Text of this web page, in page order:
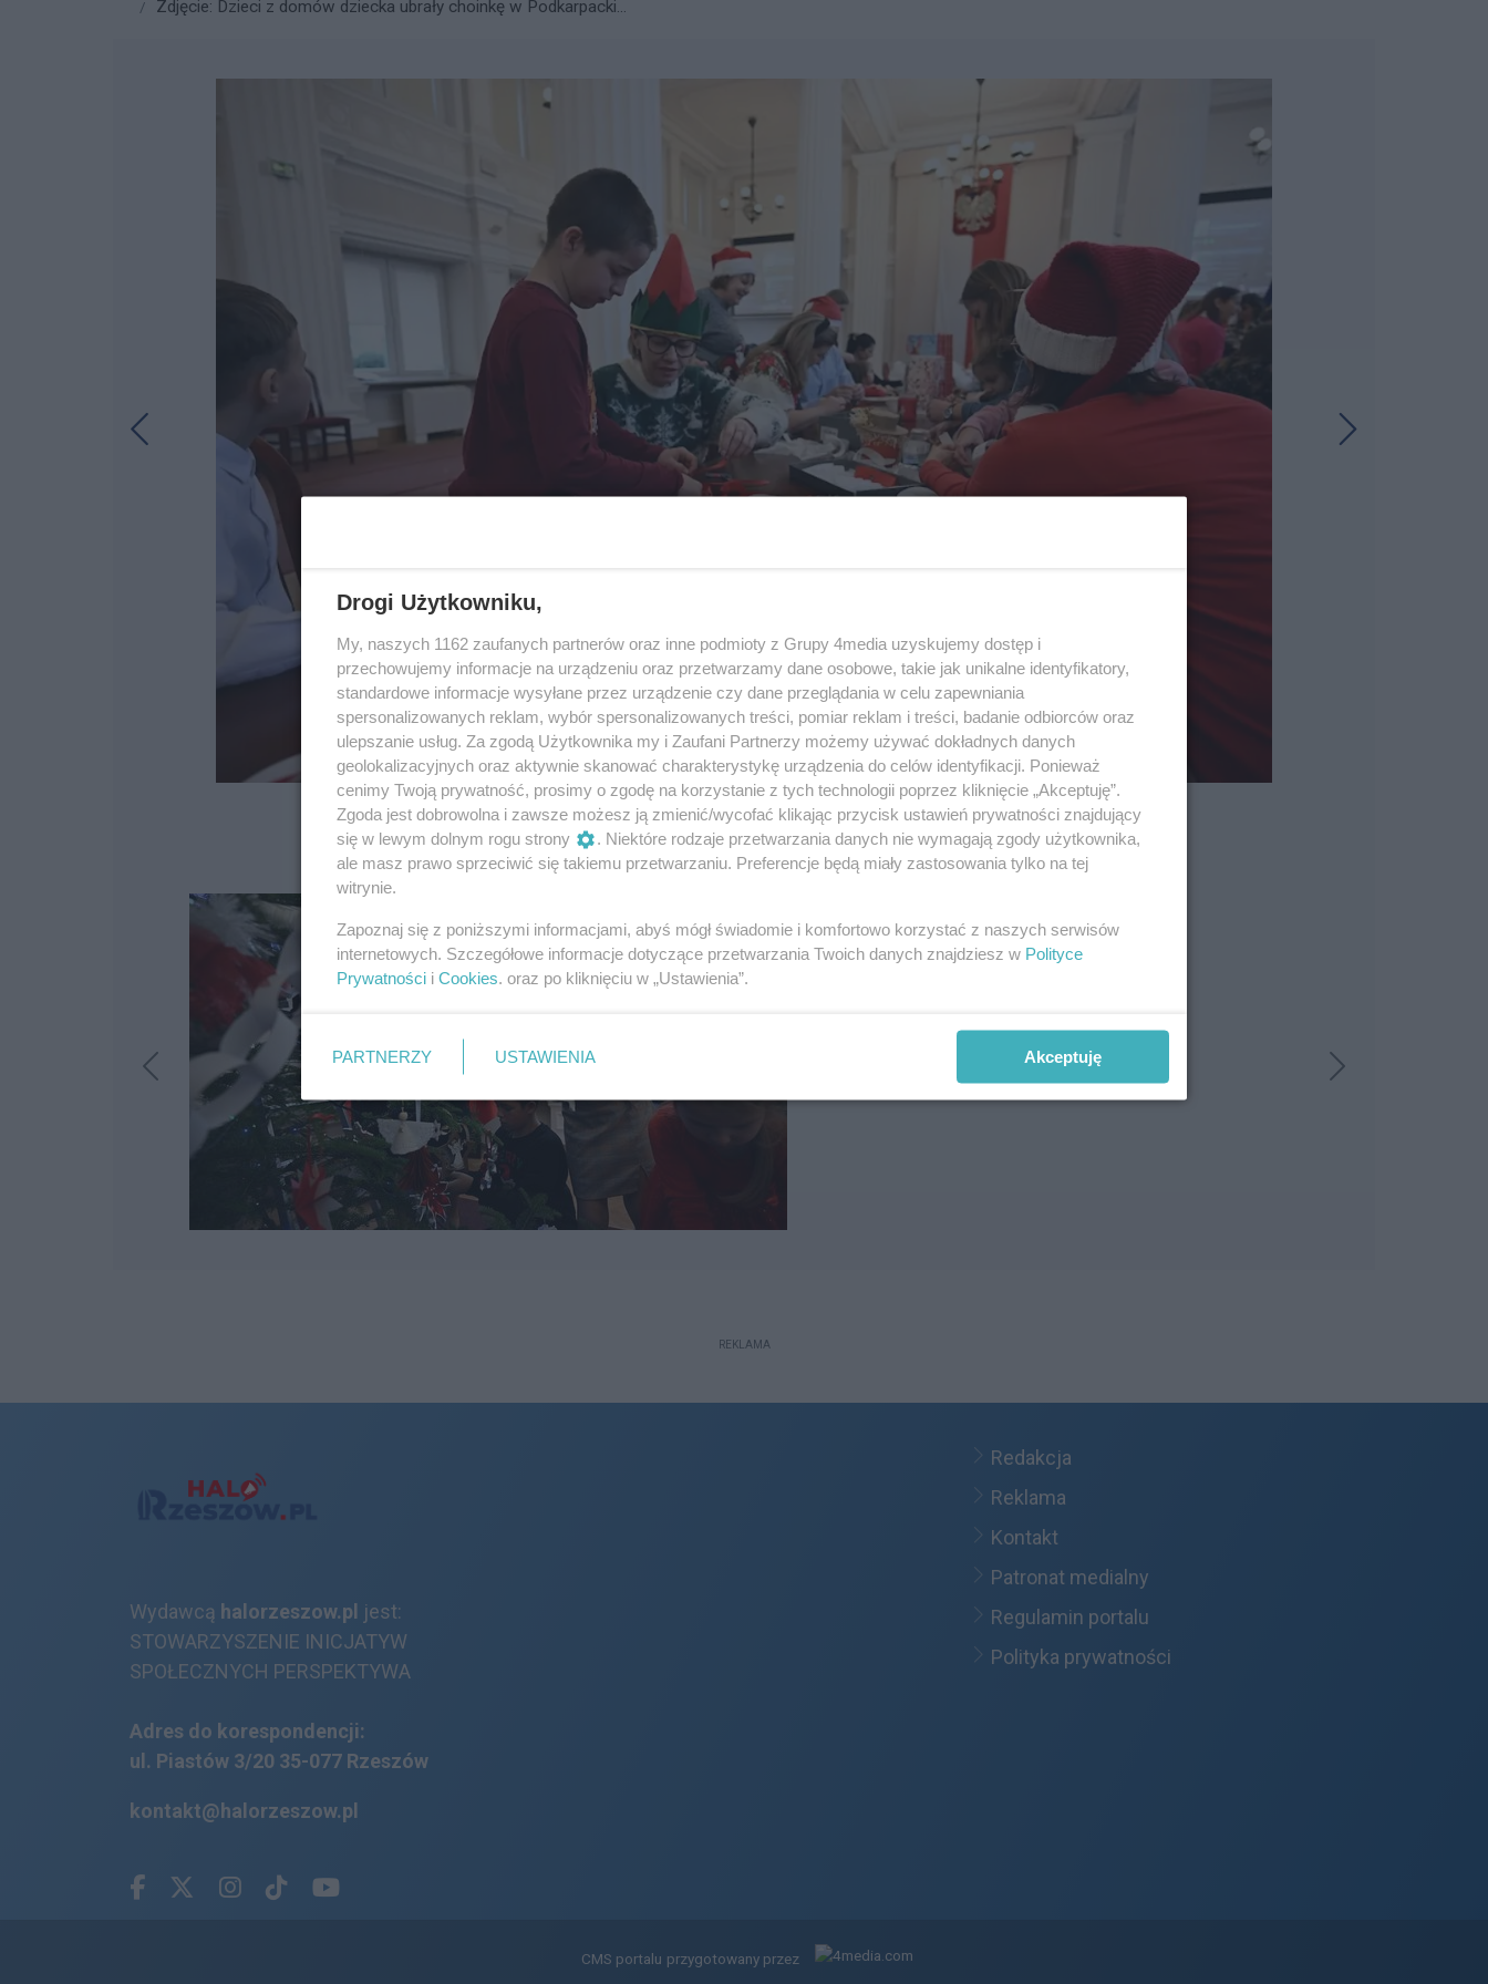
Zdjęcie: Dzieci z domów dziecka ubrały choinkę w Podkarpacki...
25 / 59
REKLAMA
Wydawcą halorzeszow.pl jest:
STOWARZYSZENIE INICJATYW
SPOŁECZNYCH PERSPEKTYWA
Adres do korespondencji:
ul. Piastów 3/20 35-077 Rzeszów
kontakt@halorzeszow.pl
Redakcja
Reklama
Kontakt
Patronat medialny
Regulamin portalu
Polityka prywatności
Facebook.com
X.comInstagram.com
Tiktok.com
Youtube.com
CMS portalu przygotowany przez
Drogi Użytkowniku,
My, naszych 1162 zaufanych partnerów oraz inne podmioty z Grupy 4media uzyskujemy dostęp i
przechowujemy informacje na urządzeniu oraz przetwarzamy dane osobowe, takie jak unikalne identyfikatory,
standardowe informacje wysyłane przez urządzenie czy dane przeglądania w celu zapewniania
spersonalizowanych reklam, wybór spersonalizowanych treści, pomiar reklam i treści, badanie odbiorców oraz
ulepszanie usług. Za zgodą Użytkownika my i Zaufani Partnerzy możemy używać dokładnych danych
geolokalizacyjnych oraz aktywnie skanować charakterystykę urządzenia do celów identyfikacji. Ponieważ
cenimy Twoją prywatność, prosimy o zgodę na korzystanie z tych technologii poprzez kliknięcie „Akceptuję”.
Zgoda jest dobrowolna i zawsze możesz ją zmienić/wycofać klikając przycisk ustawień prywatności znajdujący
się w lewym dolnym rogu strony
. Niektóre rodzaje przetwarzania danych nie wymagają zgody użytkownika,
ale masz prawo sprzeciwić się takiemu przetwarzaniu. Preferencje będą miały zastosowania tylko na tej
witrynie.
Zapoznaj się z poniższymi informacjami, abyś mógł świadomie i komfortowo korzystać z naszych serwisów
internetowych. Szczegółowe informacje dotyczące przetwarzania Twoich danych znajdziesz w Polityce
Prywatności i Cookies. oraz po kliknięciu w „Ustawienia”.
PARTNERZY USTAWIENIA Akceptuję